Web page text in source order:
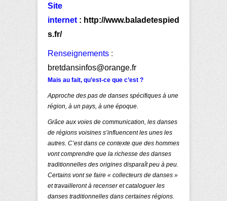
Site
internet : http://www.baladetespied
s.fr/
Renseignements :
bretdansinfos@orange.fr
Mais au fait, qu’est-ce que c’est ?
Approche des pas de danses spécifiques à une
région, à un pays, à une époque.
Grâce aux voies de communication, les danses
de régions voisines s’influencent les unes les
autres. C’est dans ce contexte que des hommes
vont comprendre que la richesse des danses
traditionnelles des origines disparaît peu à peu.
Certains vont se faire « collecteurs de danses »
et travailleront à recenser et cataloguer les
danses traditionnelles dans certaines régions.